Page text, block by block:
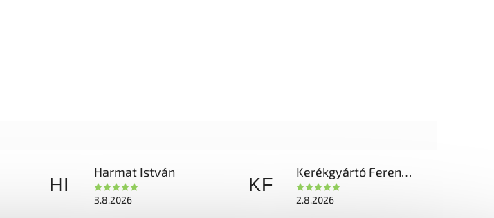
HI
Harmat István
3.8.2026
KF
Kerékgyártó Ferencné
2.8.2026